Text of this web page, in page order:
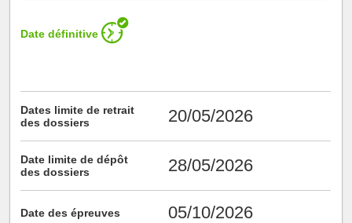
Date définitive
Dates limite de retrait
des dossiers
20/05/2026
Date limite de dépôt
des dossiers
28/05/2026
Date des épreuves 05/10/2026